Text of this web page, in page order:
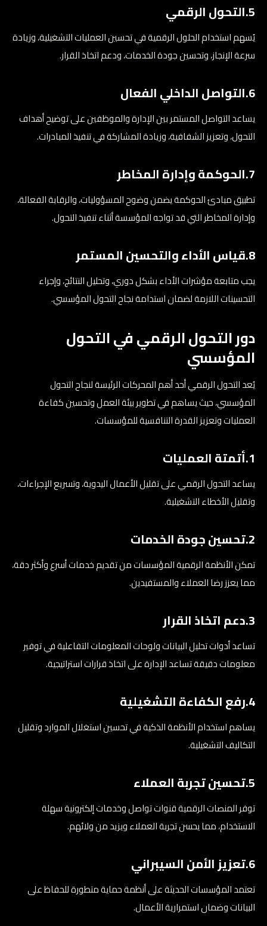
5.التحول الرقمي
يُسهم استخدام الحلول الرقمية في تحسين العمليات التشغيلية، وزيادة
سرعة الإنجاز، وتحسين جودة الخدمات، ودعم اتخاذ القرار.
6.التواصل الداخلي الفعال
يساعد التواصل المستمر بين الإدارة والموظفين على توضيح أهداف
التحول، وتعزيز الشفافية، وزيادة المشاركة في تنفيذ المبادرات.
7.الحوكمة وإدارة المخاطر
تطبيق مبادئ الحوكمة يضمن وضوح المسؤوليات، والرقابة الفعالة،
وإدارة المخاطر التي قد تواجه المؤسسة أثناء تنفيذ التحول.
8.قياس الأداء والتحسين المستمر
يجب متابعة مؤشرات الأداء بشكل دوري، وتحليل النتائج، وإجراء
التحسينات اللازمة لضمان استدامة نجاح التحول المؤسسي.
دور التحول الرقمي في التحول
المؤسسي
يُعد التحول الرقمي أحد أهم المحركات الرئيسة لنجاح التحول
المؤسسي، حيث يساهم في تطوير بيئة العمل وتحسين كفاءة
العمليات وتعزيز القدرة التنافسية للمؤسسات.
1.أتمتة العمليات
يساعد التحول الرقمي على تقليل الأعمال اليدوية، وتسريع الإجراءات،
وتقليل الأخطاء التشغيلية.
2.تحسين جودة الخدمات
تمكن الأنظمة الرقمية المؤسسات من تقديم خدمات أسرع وأكثر دقة،
مما يعزز رضا العملاء والمستفيدين.
3.دعم اتخاذ القرار
تساعد أدوات تحليل البيانات ولوحات المعلومات التفاعلية في توفير
معلومات دقيقة تساعد الإدارة على اتخاذ قرارات استراتيجية.
4.رفع الكفاءة التشغيلية
يساهم استخدام الأنظمة الذكية في تحسين استغلال الموارد وتقليل
التكاليف التشغيلية.
5.تحسين تجربة العملاء
توفر المنصات الرقمية قنوات تواصل وخدمات إلكترونية سهلة
الاستخدام، مما يحسن تجربة العملاء ويزيد من ولائهم.
6.تعزيز الأمن السيبراني
تعتمد المؤسسات الحديثة على أنظمة حماية متطورة للحفاظ على
البيانات وضمان استمرارية الأعمال.